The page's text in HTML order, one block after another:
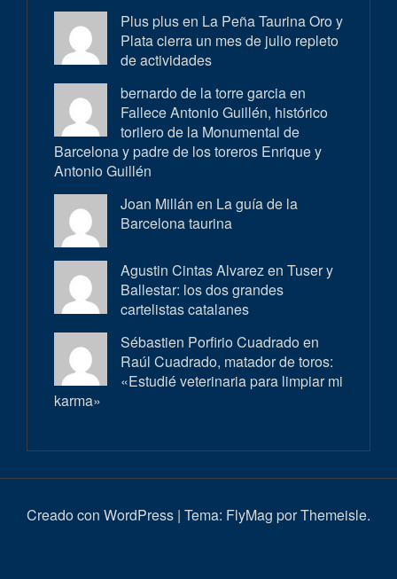
Plus plus en La Peña Taurina Oro y
Plata cierra un mes de julio repleto
de actividades
bernardo de la torre garcia en
Fallece Antonio Guillén, histórico
torilero de la Monumental de
Barcelona y padre de los toreros Enrique y
Antonio Guillén
Joan Millán en La guía de la
Barcelona taurina
Agustin Cintas Alvarez en Tuser y
Ballestar: los dos grandes
cartelistas catalanes
Sébastien Porfirio Cuadrado en
Raúl Cuadrado, matador de toros:
«Estudié veterinaria para limpiar mi
karma»
Creado con WordPress | Tema: FlyMag por Themeisle.